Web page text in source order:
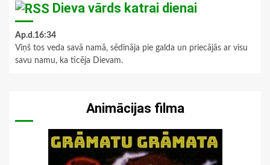
Dieva vārds katrai dienai
Ap.d.16:34
Viņš tos veda savā namā, sēdināja pie galda un priecājās ar visu
savu namu, ka ticēja Dievam.
Animācijas filma